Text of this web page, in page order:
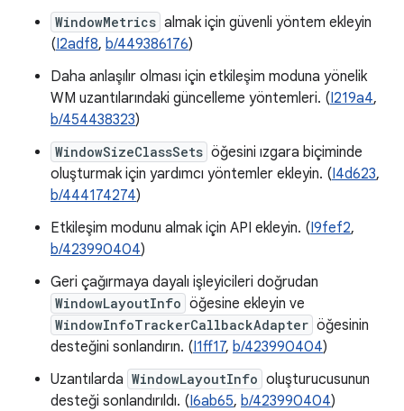
WindowMetrics almak için güvenli yöntem ekleyin
(I2adf8, b/449386176)
Daha anlaşılır olması için etkileşim moduna yönelik
WM uzantılarındaki güncelleme yöntemleri. (I219a4,
b/454438323)
WindowSizeClassSets öğesini ızgara biçiminde
oluşturmak için yardımcı yöntemler ekleyin. (I4d623,
b/444174274)
Etkileşim modunu almak için API ekleyin. (I9fef2,
b/423990404)
Geri çağırmaya dayalı işleyicileri doğrudan
WindowLayoutInfo öğesine ekleyin ve
WindowInfoTrackerCallbackAdapter öğesinin
desteğini sonlandırın. (I1ff17, b/423990404)
Uzantılarda WindowLayoutInfo oluşturucusunun
desteği sonlandırıldı. (I6ab65, b/423990404)